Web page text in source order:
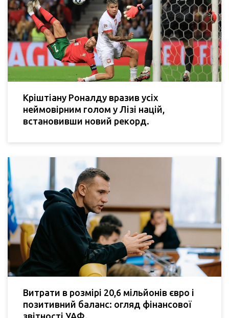
Кріштіану Роналду вразив усіх
неймовірним голом у Лізі націй,
встановивши новий рекорд.
Витрати в розмірі 20,6 мільйонів євро і
позитивний баланс: огляд фінансової
звітності УАФ.